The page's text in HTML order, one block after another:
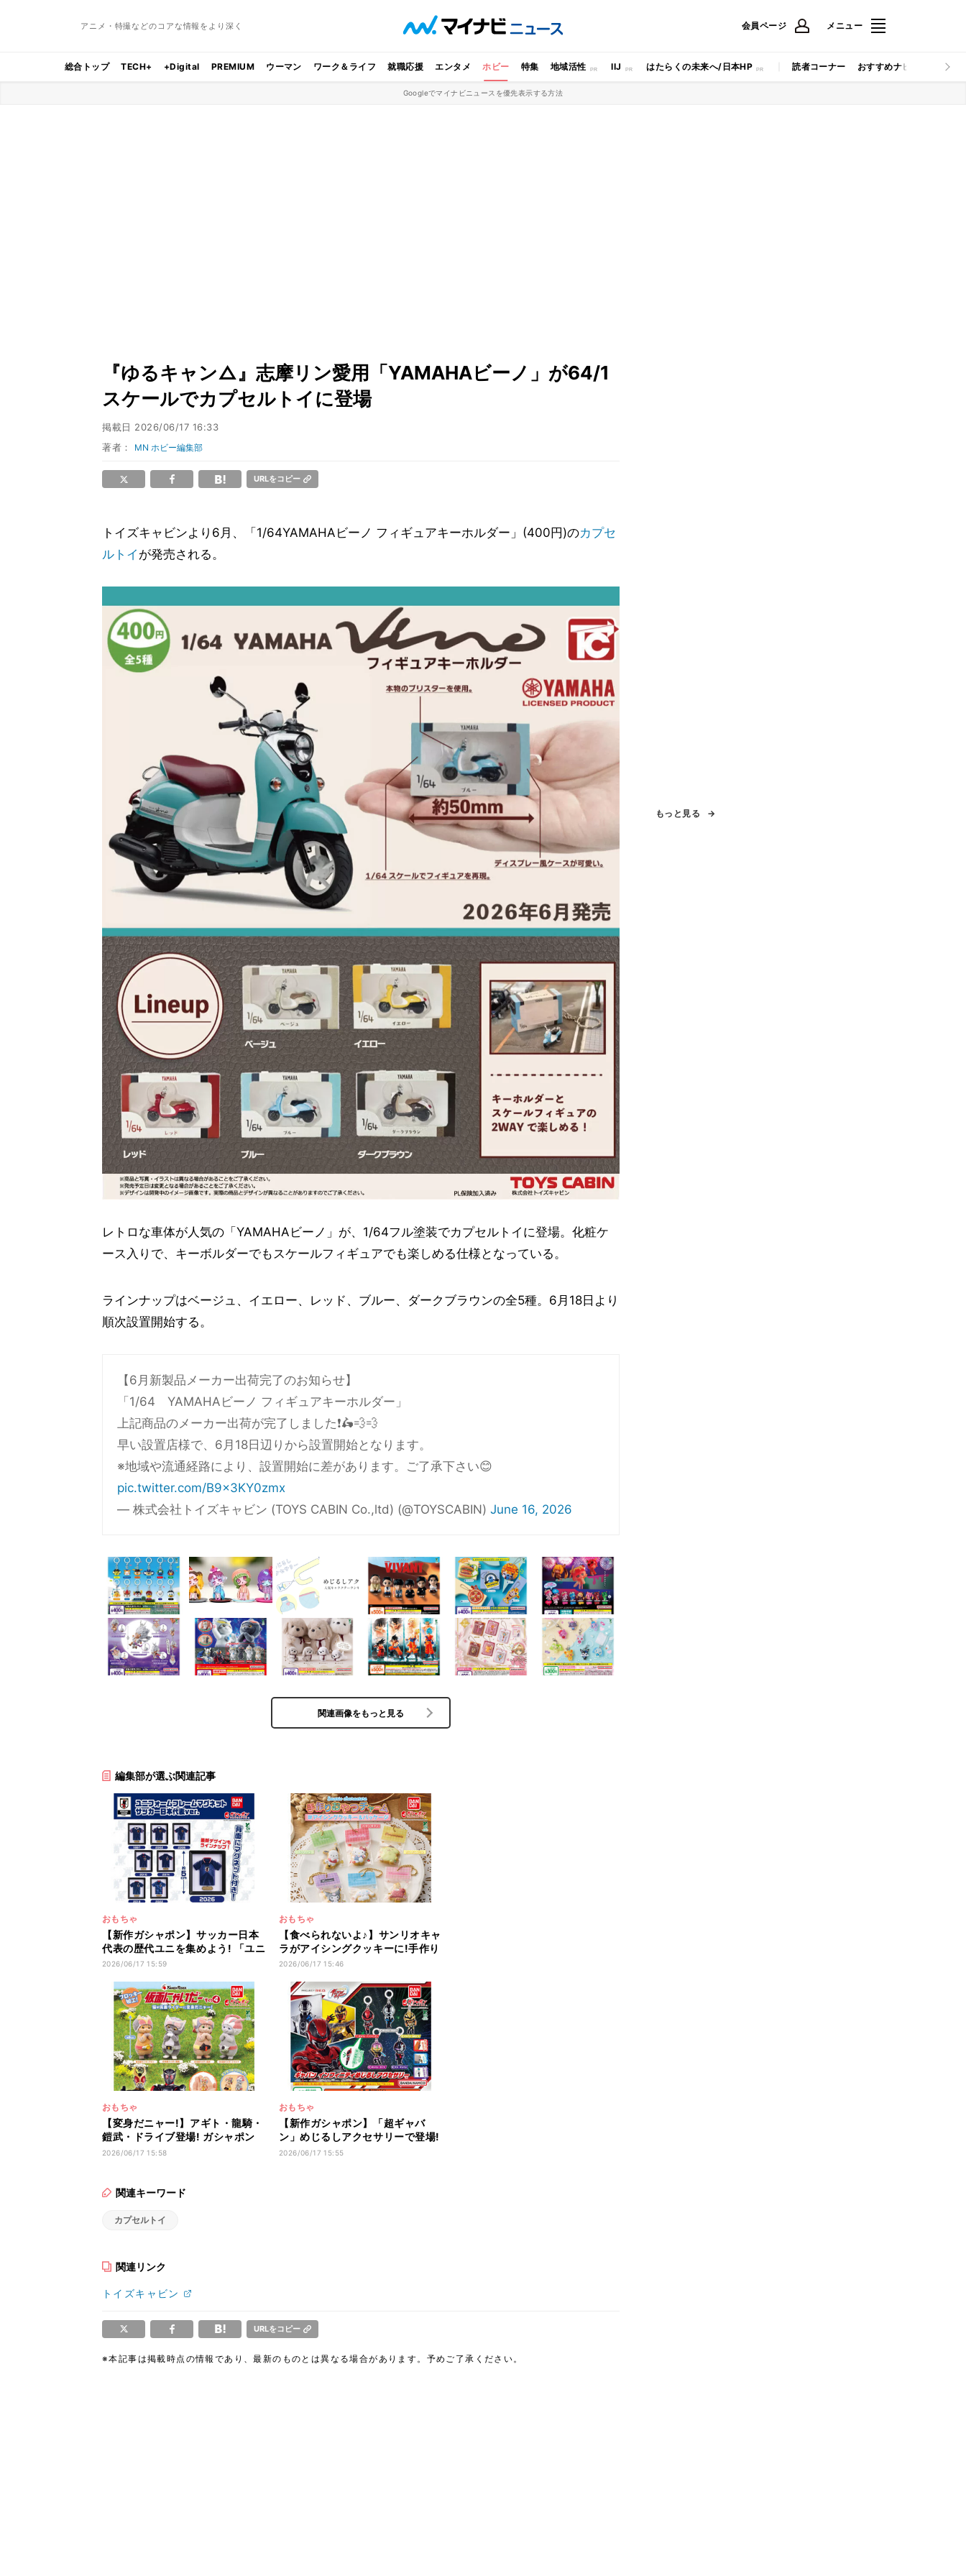
アニメ・特撮などのコアな情報をより深く 会員ページ メニュー
総合トップ TECH+ +Digital PREMIUM ウーマン ワーク＆ライフ 就職応援 エンタメ ホビー 特集 地域活性 IIJ はたらくの未来へ/日本HP 読者コーナー おすすめナビ マイナビ
Googleでマイナビニュースを優先表示する方法
『ゆるキャン△』志摩リン愛用「YAMAHAビーノ」が64/1
スケールでカプセルトイに登場
掲載日 2026/06/17 16:33
著者： MN ホビー編集部
URLをコピー
トイズキャビンより6月、「1/64YAMAHAビーノ フィギュアキーホルダー」(400円)のカプセ
ルトイ が発売される。
レトロな車体が人気の「YAMAHAビーノ」が、1/64フル塗装でカプセルトイに登場。化粧ケ
ース入りで、キーボルダーでもスケールフィギュアでも楽しめる仕様となっている。
ラインナップはベージュ、イエロー、レッド、ブルー、ダークブラウンの全5種。6月18日より
順次設置開始する。
【6月新製品メーカー出荷完了のお知らせ】
「1/64 YAMAHAビーノ フィギュアキーホルダー」
上記商品のメーカー出荷が完了しました❗🛵💨💨
早い設置店様で、6月18日辺りから設置開始となります。
※地域や流通経路により、設置開始に差があります。ご了承下さい😊
pic.twitter.com/B9x3KY0zmx
— 株式会社トイズキャビン (TOYS CABIN Co.,ltd) (@TOYSCABIN) June 16, 2026
関連画像をもっと見る
編集部が選ぶ関連記事
おもちゃ
【新作ガシャポン】サッカー日本
代表の歴代ユニを集めよう! 「ユニ
フォームフレームマグネット」発
2026/06/17 15:59
おもちゃ
【食べられないよ♪】サンリオキャ
ラがアイシングクッキーに!手作り
おやつチャーム発売!
2026/06/17 15:46
おもちゃ
【変身だニャー!】アギト・龍騎・
鎧武・ドライブ登場! ガシャポン
「仮面にゃいだー」第4弾発売!
2026/06/17 15:58
おもちゃ
【新作ガシャポン】「超ギャバ
ン」めじるしアクセサリーで登場!
5人のギャバンがラインナップ
2026/06/17 15:55
関連キーワード
カプセルトイ
関連リンク
トイズキャビン
URLをコピー
※本記事は掲載時点の情報であり、最新のものとは異なる場合があります。予めご了承ください。
もっと見る